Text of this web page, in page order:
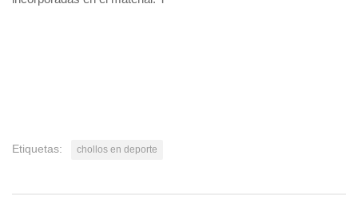
Etiquetas: chollos en deporte